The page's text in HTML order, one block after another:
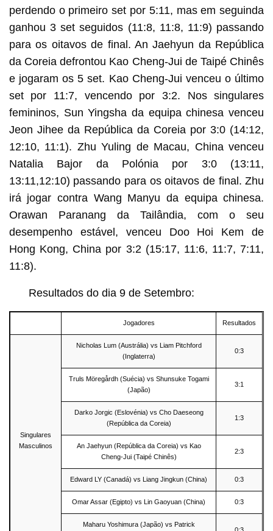
perdendo o primeiro set por 5:11, mas em seguinda
ganhou 3 set seguidos (11:8, 11:8, 11:9) passando
para os oitavos de final. An Jaehyun da República
da Coreia defrontou Kao Cheng-Jui de Taipé Chinês
e jogaram os 5 set. Kao Cheng-Jui venceu o último
set por 11:7, vencendo por 3:2. Nos singulares
femininos, Sun Yingsha da equipa chinesa venceu
Jeon Jihee da República da Coreia por 3:0 (14:12,
12:10, 11:1). Zhu Yuling de Macau, China venceu
Natalia Bajor da Polónia por 3:0 (13:11,
13:11,12:10) passando para os oitavos de final. Zhu
irá jogar contra Wang Manyu da equipa chinesa.
Orawan Paranang da Tailândia, com o seu
desempenho estável, venceu Doo Hoi Kem de
Hong Kong, China por 3:2 (15:17, 11:6, 11:7, 7:11,
11:8).
Resultados do dia 9 de Setembro:
Jogadores Resultados
Singulares
Masculinos
Nicholas Lum (Austrália) vs Liam Pitchford
(Inglaterra)
0:3
Truls Möregårdh (Suécia) vs Shunsuke Togami
(Japão)
3:1
Darko Jorgic (Eslovénia) vs Cho Daeseong
(República da Coreia)
1:3
An Jaehyun (República da Coreia) vs Kao
Cheng-Jui (Taipé Chinês)
2:3
Edward LY (Canadá) vs Liang Jingkun (China) 0:3
Omar Assar (Egipto) vs Lin Gaoyuan (China) 0:3
Maharu Yoshimura (Japão) vs Patrick